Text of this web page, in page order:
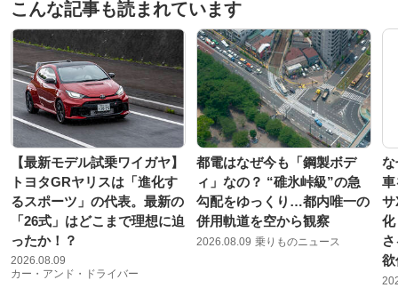
こんな記事も読まれています
【最新モデル試乗ワイガヤ】
トヨタGRヤリスは「進化す
るスポーツ」の代表。最新の
「26式」はどこまで理想に迫
ったか！？
2026.08.09
カー・アンド・ドライバー
都電はなぜ今も「鋼製ボデ
ィ」なの？ “碓氷峠級”の急
勾配をゆっくり…都内唯一の
併用軌道を空から観察
2026.08.09 乗りものニュース
な
サ
化
欲